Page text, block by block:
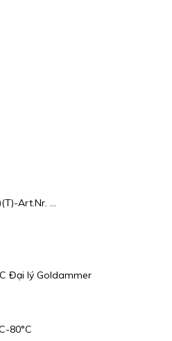
Art.Nr. …
Đại lý Goldammer
80°C